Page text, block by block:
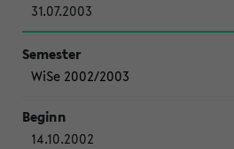
31.07.2003
WiSe 2002/2003
14.10.2002